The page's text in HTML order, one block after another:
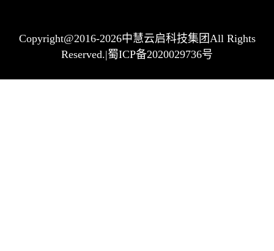
Copyright@2016-2026中慧云启科技集团All Rights
Reserved.|蜀ICP备2020029736号